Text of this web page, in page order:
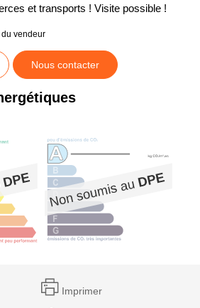
et transports ! Visite possible !
vendeur
Nous contacter
Imprimer